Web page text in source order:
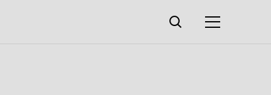
검색창
열기
메뉴